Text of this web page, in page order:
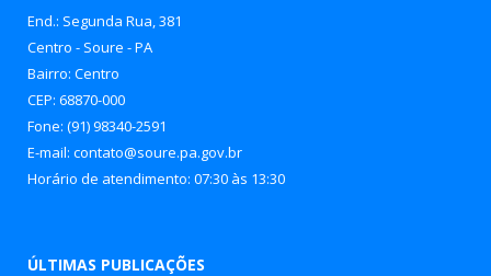
End.: Segunda Rua, 381
Centro - Soure - PA
Bairro: Centro
CEP: 68870-000
Fone: (91) 98340-2591
E-mail: contato@soure.pa.gov.br
Horário de atendimento: 07:30 às 13:30
ÚLTIMAS PUBLICAÇÕES